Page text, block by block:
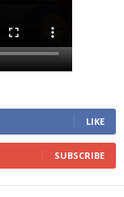
LIKE
SUBSCRIBE